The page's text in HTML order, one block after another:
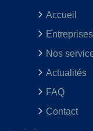
Accueil
Entreprises
Nos
Actualités
FAQ
Contact